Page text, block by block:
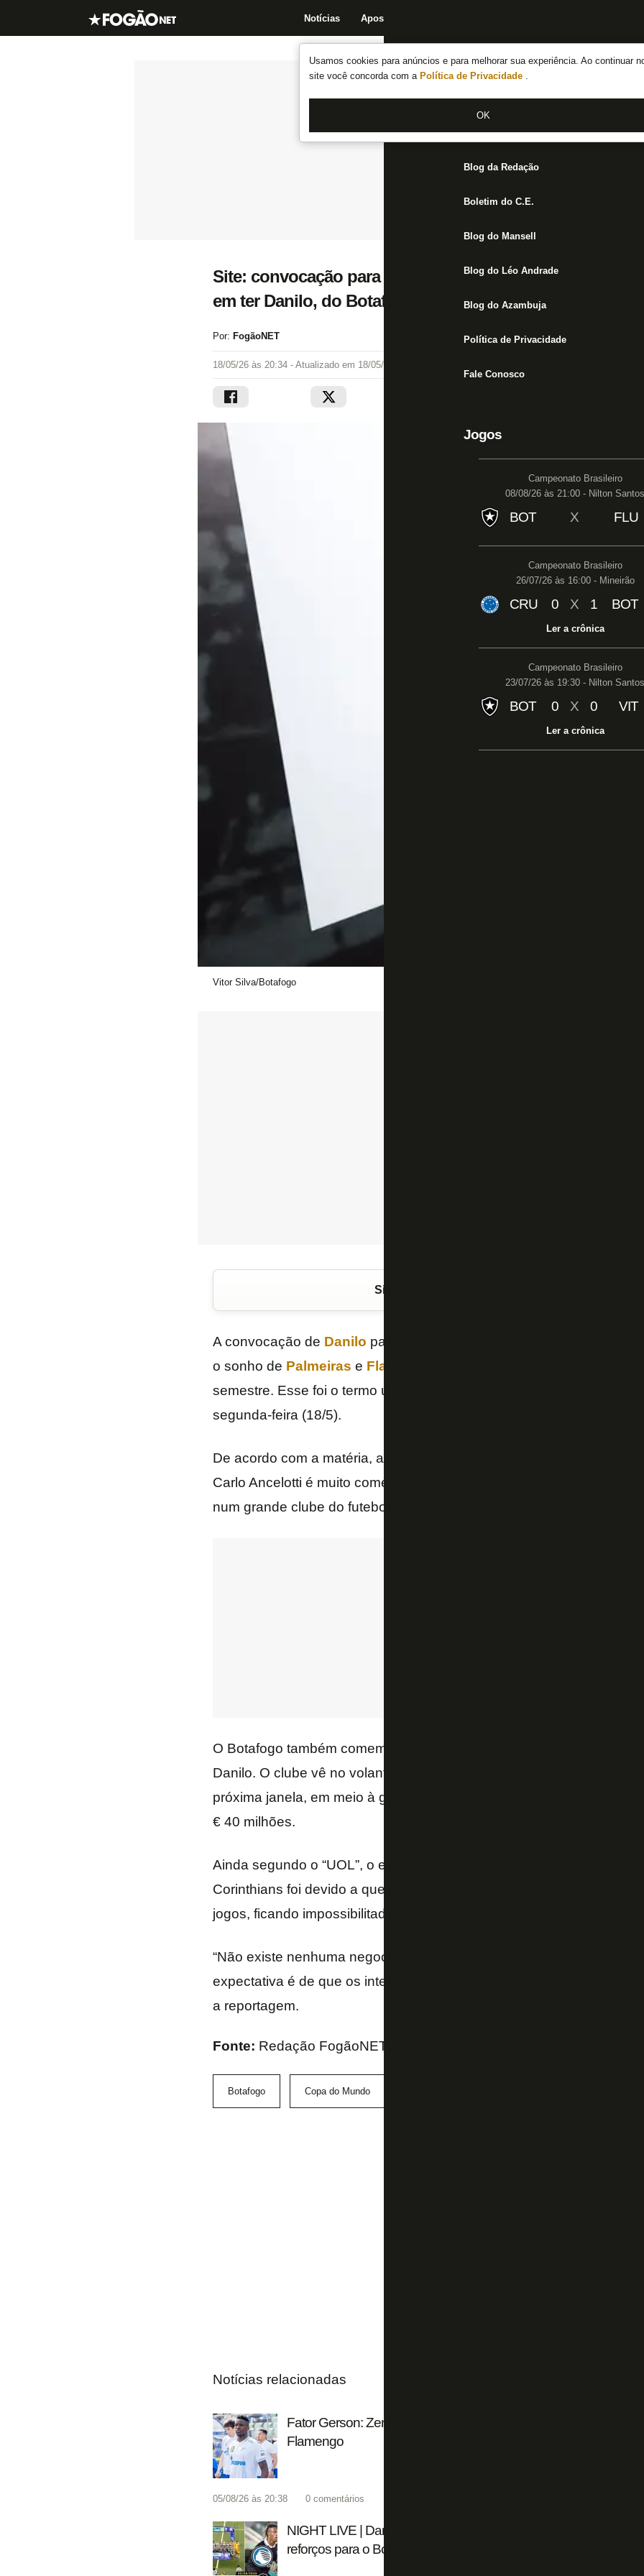
Usamos cookies para anúncios e para melhorar sua experiência. Ao continuar
site você concorda com a Política de Privacidade .
OK
Notícias Apostas
Notícias do Botafogo
Fórum
Jogos
Blog da Redação
Boletim do C.E.
Blog do Mansell
Blog do Léo Andrade
Blog do Azambuja
Política de Privacidade
Fale Conosco
Jogos
Campeonato Brasileiro
08/08/26 às 21:00 - Nilton Santos
BOT X FLU
Campeonato Brasileiro
26/07/26 às 16:00 - Mineirão
CRU 0 X 1 BOT
Ler a crônica
Campeonato Brasileiro
23/07/26 às 19:30 - Nilton Santos
BOT 0 X 0 VIT
Ler a crônica
Site: convocação para a Copa ‘sepulta’ sonho de
em ter Danilo, do Botafogo
Por: FogãoNET
18/05/26 às 20:34 - Atualizado em 18/05/26 às 20:35
Vitor Silva/Botafogo
Siga o FogãoNET
A convocação de Danilo para a
o sonho de Palmeiras e Flamengo
semestre. Esse foi o termo usado pelo “UOL”, em reportagem
segunda-feira (18/5).
De acordo com a matéria, a confirmação no Mundial após a
Carlo Ancelotti é muito comemorada pelo estafe do jogador, já que a
num grande clube do futebol europeu.
O Botafogo também comemorou a convocação, devido à possível
Danilo. O clube vê no volante a principal oportunidade de arrecadar
próxima janela, em meio à grave situação financeira, e projeta uma
€ 40 milhões.
Ainda segundo o “UOL”, o estafe de Danilo afirmou que a ausência
Corinthians foi devido a questões físicas, e não tem a ver com o fato
jogos, ficando impossibilitado de atuar por outro clube no Brasileirão
“Não existe nenhuma negociação em andamento por Danilo até o
expectativa é de que os interessados apareçam durante a Copa do
a reportagem.
Fonte: Redação FogãoNET e UOL
Botafogo Copa do Mundo
Notícias relacionadas
Fator Gerson: Zenit faz jogo duro para negociar Luiz Henrique,
Flamengo
05/08/26 às 20:38 0 comentários
NIGHT LIVE | Danilo volta a chamar atenção do mercado;
reforços para o Botafogo